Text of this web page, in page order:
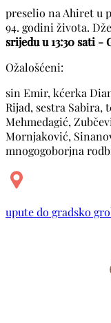
preselio na Ahiret u
94. godini života.
srijedu u 13:30 sati -
Ožalošćeni:
sin Emir, kćerka
Rijad, sestra Sabira,
Mehmedagić,
Mornjaković,
mnogogoborjna
upute do gradsko